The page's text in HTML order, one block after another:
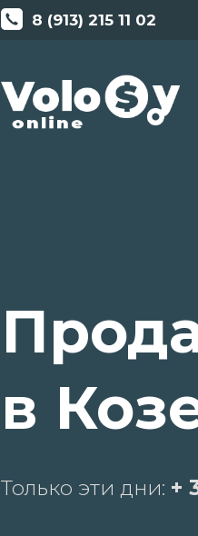
8 (913) 215 11 02
в
Только эти дни: +